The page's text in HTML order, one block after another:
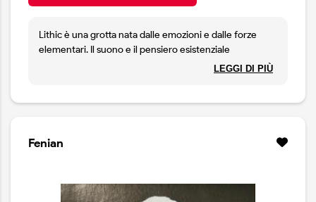
Lithic è una grotta nata dalle emozioni e dalle forze
elementari. Il suono e il pensiero esistenziale
riecheggiano nei suoi abissi e la storia antica aleggia tra
profondità della terra e dalle parti più oscure di noi
LEGGI DI PIÙ
Fenian